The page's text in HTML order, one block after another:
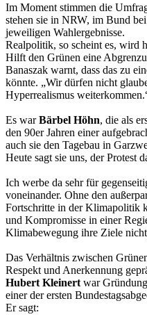
Im Moment stimmen die
stehen sie in NRW, im Bund
jeweiligen Wahlergebnisse.
Realpolitik, so scheint es, wird
Hilft den Grünen eine
Banaszak warnt, dass das zu
könnte. „Wir dürfen nicht
Hyperrealismus
Es warBärbel Höhn, die als
den 90er Jahren einer
auch sie den Tagebau in
Heute sagt sie uns, der Protest
Ich werbe da sehr für
voneinander. Ohne den
Fortschritte in der Klimapolitik
und Kompromisse in einer
Klimabewegung ihre Ziele
Das Verhältnis zwischen
Respekt und Anerkennung
Hubert Kleinert war
einer der ersten
Er sagt: